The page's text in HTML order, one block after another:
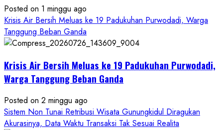
Seret
Oknum
Wartawan
Posted on 1 minggu ago
Krisis Air Bersih Meluas ke 19 Padukuhan Purwodadi, Warga
Tanggung Beban Ganda
Krisis Air Bersih Meluas ke 19 Padukuhan Purwodadi,
Warga Tanggung Beban Ganda
Posted on 2 minggu ago
Sistem Non Tunai Retribusi Wisata Gunungkidul Diragukan
Akurasinya, Data Waktu Transaksi Tak Sesuai Realita